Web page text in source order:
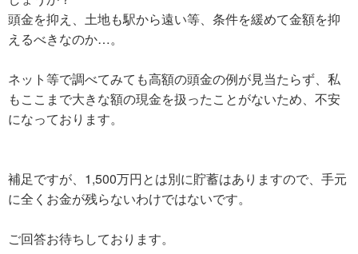
頭金を抑え、土地も駅から遠い等、条件を緩めて金額を抑
えるべきなのか…。
ネット等で調べてみても高額の頭金の例が見当たらず、私
もここまで大きな額の現金を扱ったことがないため、不安
になっております。
補足ですが、1,500万円とは別に貯蓄はありますので、手元
に全くお金が残らないわけではないです。
ご回答お待ちしております。